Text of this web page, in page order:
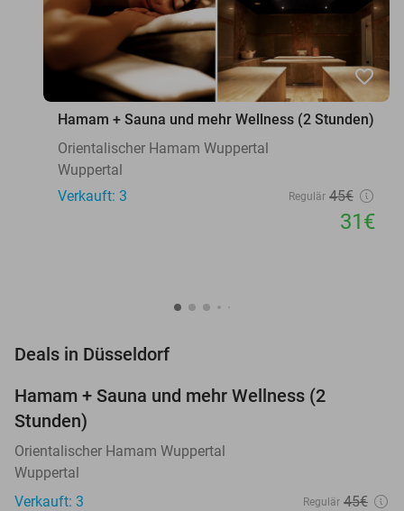
favorite_border
Hamam + Sauna und mehr Wellness (2 Stunden)
Orientalischer Hamam Wuppertal
Wuppertal
Verkauft: 3
Regulär 45€
31€
Deals in Düsseldorf
Hamam + Sauna und mehr Wellness (2
Stunden)
Orientalischer Hamam Wuppertal
Wuppertal
Verkauft: 3
Regulär 45€